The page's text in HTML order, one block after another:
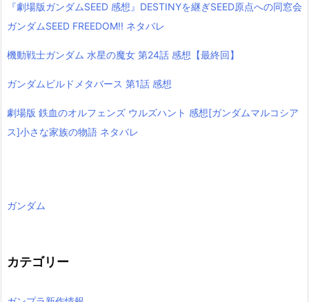
『劇場版ガンダムSEED 感想』DESTINYを継ぎSEED原点への同窓会
ガンダムSEED FREEDOM!! ネタバレ
機動戦士ガンダム 水星の魔女 第24話 感想【最終回】
ガンダムビルドメタバース 第1話 感想
劇場版 鉄血のオルフェンズ ウルズハント 感想[ガンダムマルコシア
ス]小さな家族の物語 ネタバレ
ガンダム
カテゴリー